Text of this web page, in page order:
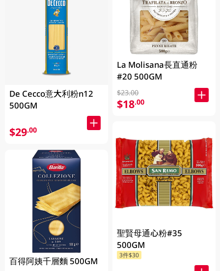
De Cecco意大利粉n12
500GM
$29.00
百得阿姨千層麵 500GM
La Molisana長直通粉
#20 500GM
$23.00
$18.00
聖賢母通心粉#35
500GM
3件$30